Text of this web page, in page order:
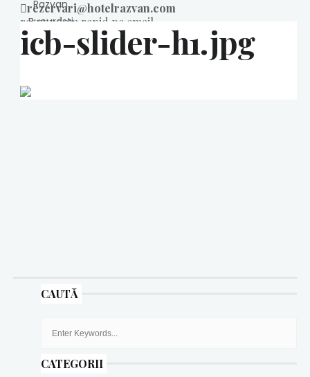
rezervari@hotelrazvan.com
raspundem rapid pe email
icb-slider-h1.jpg
CAUTĂ
CATEGORII